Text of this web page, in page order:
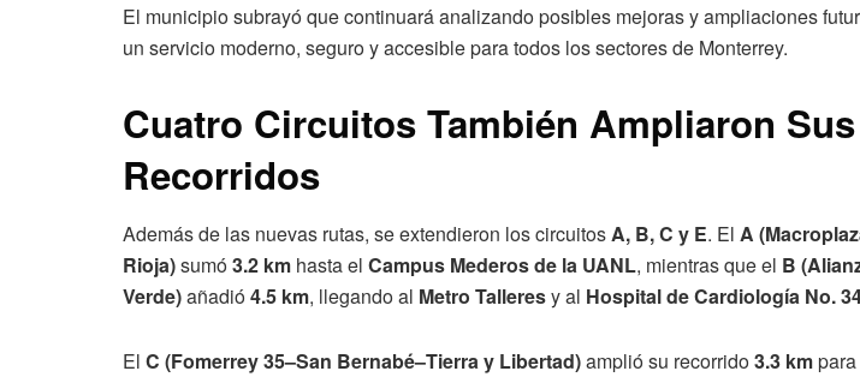
El municipio subrayó que continuará analizando posibles mejoras y ampliaciones
un servicio moderno, seguro y accesible para todos los sectores de Monterrey.
Cuatro Circuitos También Ampliaron Sus
Recorridos
Además de las nuevas rutas, se extendieron los circuitosA, B, C y E. El A
Rioja)sumó3.2 km hasta el Campus Mederos de la UANL, mientras que el B
Verde)añadió4.5 km, llegando al Metro Talleresy al Hospital de Cardiología No.
El C (Fomerrey 35–San Bernabé–Tierra y Libertad)amplió su recorrido3.3 km